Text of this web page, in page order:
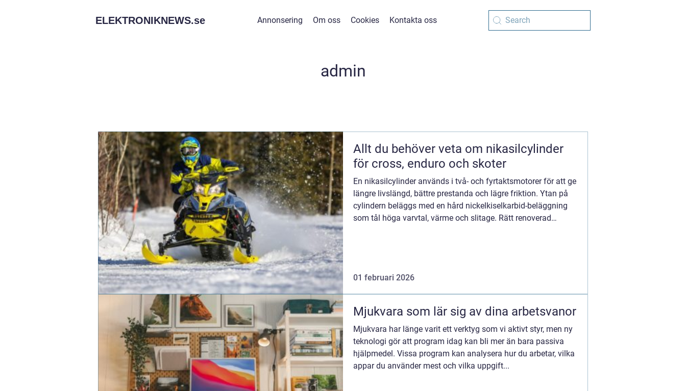
ELEKTRONIKNEWS.se Annonsering Om oss Cookies Kontakta oss
admin
Allt du behöver veta om nikasilcylinder
för cross, enduro och skoter
En nikasilcylinder används i två- och fyrtaktsmotorer för att ge
längre livslängd, bättre prestanda och lägre friktion. Ytan på
cylindern beläggs med en hård nickelkiselkarbid-beläggning
som tål höga varvtal, värme och slitage. Rätt renoverad
01 februari 2026
Mjukvara som lär sig av dina arbetsvanor
Mjukvara har länge varit ett verktyg som vi aktivt styr, men ny
teknologi gör att program idag kan bli mer än bara passiva
hjälpmedel. Vissa program kan analysera hur du arbetar, vilka
appar du använder mest och vilka uppgift...